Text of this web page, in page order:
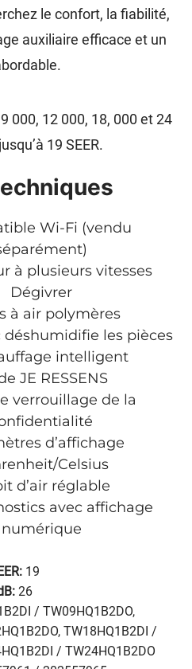
le confort, la fiabilité,
auxiliaire efficace et un
000, 12 000, 18, 000 et 24
19 SEER.
Wi-Fi (vendu
à plusieurs vitesses
Dégivrer
à air polymères
déshumidifie les pièces
intelligent
JE RESSENS
verrouillage de la
d’affichage
Celsius
d’air réglable
avec affichage
numérique
19
26
/ TW09HQ1B2DO,
TW18HQ1B2DI /
/ TW24HQ1B2DO